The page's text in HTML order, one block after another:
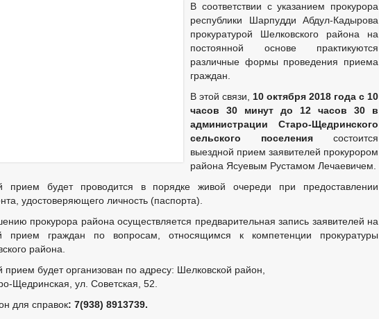
В соответствии с указанием прокурора
республики Шарпудди Абдул-Кадырова
прокуратурой Шелковского района на
постоянной основе практикуются
различные формы проведения приема
граждан.
В этой связи, 10 октября 2018 года с 10
часов 30 минут до 12 часов 30 в
администрации Старо-Щедринского
сельского поселения состоится
выездной прием заявителей прокурором
района Ясуевым Рустамом Лечаевичем.
прием будет проводится в порядке живой очереди при предоставлении
удостоверяющего личность (паспорта).
прокурора района осуществляется предварительная запись заявителей на
прием граждан по вопросам, относящимся к компетенции прокуратуры
района.
прием будет организован по адресу: Шелковской район,
Щедринская, ул. Советская, 52.
для справок: 7(938) 8913739.